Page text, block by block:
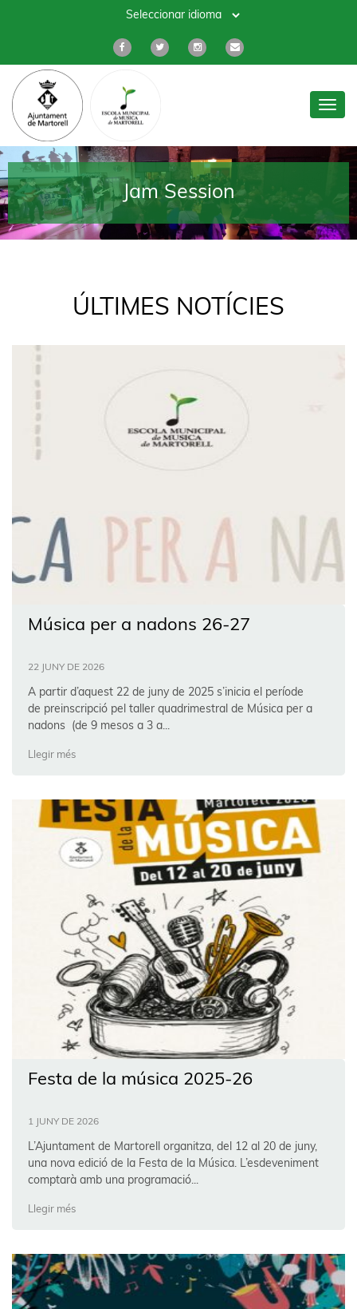
Jam Session
ÚLTIMES NOTÍCIES
Música per a nadons 26-27
22 JUNY DE 2026
A partir d’aquest 22 de juny de 2025 s’inicia el període
de preinscripció pel taller quadrimestral de Música per a
nadons (de 9 mesos a 3 a...
Llegir més
Festa de la música 2025-26
1 JUNY DE 2026
L’Ajuntament de Martorell organitza, del 12 al 20 de juny,
una nova edició de la Festa de la Música. L’esdeveniment
comptarà amb una programació...
Llegir més